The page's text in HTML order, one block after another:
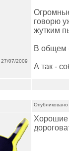
27/07/2009
говорю
жутким
В общем
А так -
Хорошие